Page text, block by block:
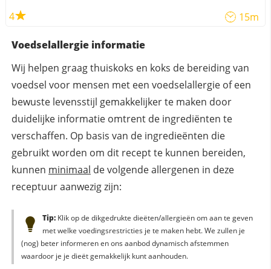
4 15m
Voedselallergie informatie
Wij helpen graag thuiskoks en koks de bereiding van
voedsel voor mensen met een voedselallergie of een
bewuste levensstijl gemakkelijker te maken door
duidelijke informatie omtrent de ingrediënten te
verschaffen. Op basis van de ingredieënten die
gebruikt worden om dit recept te kunnen bereiden,
kunnen minimaal de volgende allergenen in deze
receptuur aanwezig zijn:
Tip:Klik op de dikgedrukte dieëten/allergieën om aan te geven
met welke voedingsrestricties je te maken hebt. We zullen je
(nog) beter informeren en ons aanbod dynamisch afstemmen
waardoor je je dieët gemakkelijk kunt aanhouden.